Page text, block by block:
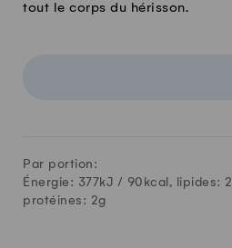
tout le corps du hérisson.
Par portion:
Énergie: 377kJ / 90 kcal, lipides: 2
protéines: 2g